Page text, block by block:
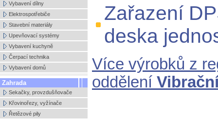
Vybavení dílny
Elektrospotřebiče
Stavební materiály
Upevňovací systémy
Vybavení kuchyně
Čerpací technika
Vybavení domů
Zahrada
Sekačky, provzdušňovače
Křovinořezy, vyžínače
Řetězové pily
Zařazení
deska
Více výrobků z
oddělení